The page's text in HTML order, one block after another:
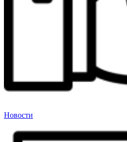
Новости